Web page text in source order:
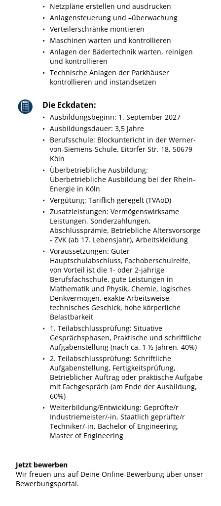
Netzpläne erstellen und ausdrucken
Anlagensteuerung und –überwachung
Verteilerschränke montieren
Maschinen warten und kontrollieren
Anlagen der Bädertechnik warten, reinigen
und kontrollieren
Technische Anlagen der Parkhäuser
kontrollieren und instandsetzen
Die Eckdaten:
Ausbildungsbeginn: 1. September 2027
Ausbildungsdauer: 3,5 Jahre
Berufsschule: Blockuntericht in der Werner-
von-Siemens-Schule, Eitorfer Str. 18, 50679
Köln
Überbetriebliche Ausbildung:
Überbetriebliche Ausbildung bei der Rhein-
Energie in Köln
Vergütung: Tariflich geregelt (TVAöD)
Zusatzleistungen: Vermögenswirksame
Leistungen, Sonderzahlungen,
Abschlussprämie, Betriebliche Altersvorsorge
- ZVK (ab 17. Lebensjahr), Arbeitskleidung
Voraussetzungen: Guter
Hauptschulabschluss, Fachoberschulreife,
von Vorteil ist die 1- oder 2-jahrige
Berufsfachschule, gute Leistungen in
Mathematik und Physik, Chemie, logisches
Denkvermögen, exakte Arbeitsweise,
technisches Geschick, hohe körperliche
Belastbarkeit
1. Teilabschlussprüfung: Situative
Gesprächsphasen, Praktische und schriftliche
Aufgabenstellung (nach ca. 1 ½ Jahren, 40%)
2. Teilabschlussprüfung: Schriftliche
Aufgabenstellung, Fertigkeitsprüfung,
Betrieblicher Auftrag oder praktische Aufgabe
mit Fachgespräch (am Ende der Ausbildung,
60%)
Weiterbildung/Entwicklung: Geprüfte/r
Industriemeister/-in, Staatlich geprüfte/r
Techniker/-in, Bachelor of Engineering,
Master of Engineering
Jetzt bewerben
Wir freuen uns auf Deine Online-Bewerbung über unser
Bewerbungsportal.